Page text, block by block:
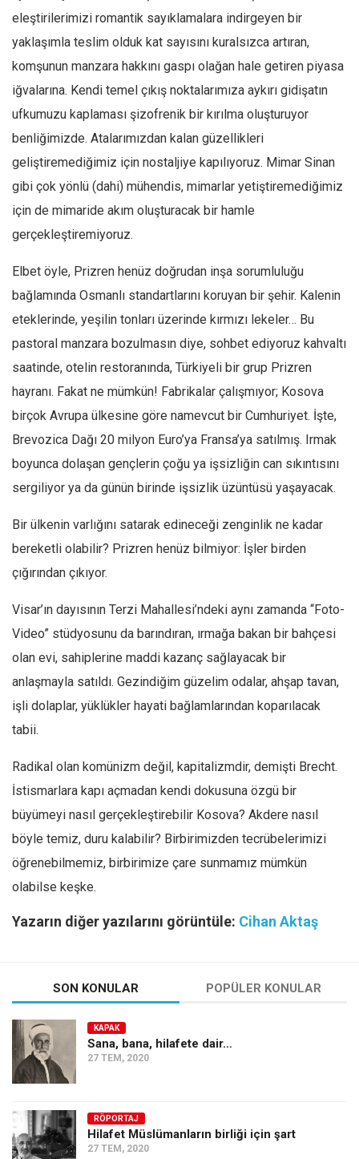
eleştirilerimizi romantik sayıklamalara indirgeyen bir
yaklaşımla teslim olduk kat sayısını kuralsızca artıran,
komşunun manzara hakkını gaspı olağan hale getiren piyasa
iğvalarına. Kendi temel çıkış noktalarımıza aykırı gidişatın
ufkumuzu kaplaması şizofrenik bir kırılma oluşturuyor
benliğimizde. Atalarımızdan kalan güzellikleri
geliştiremediğimiz için nostaljiye kapılıyoruz. Mimar Sinan
gibi çok yönlü (dahi) mühendis, mimarlar yetiştiremediğimiz
için de mimaride akım oluşturacak bir hamle
gerçekleştiremiyoruz.
Elbet öyle, Prizren henüz doğrudan inşa sorumluluğu
bağlamında Osmanlı standartlarını koruyan bir şehir. Kalenin
eteklerinde, yeşilin tonları üzerinde kırmızı lekeler… Bu
pastoral manzara bozulmasın diye, sohbet ediyoruz kahvaltı
saatinde, otelin restoranında, Türkiyeli bir grup Prizren
hayranı. Fakat ne mümkün! Fabrikalar çalışmıyor; Kosova
birçok Avrupa ülkesine göre namevcut bir Cumhuriyet. İşte,
Brevozica Dağı 20 milyon Euro’ya Fransa’ya satılmış. Irmak
boyunca dolaşan gençlerin çoğu ya işsizliğin can sıkıntısını
sergiliyor ya da günün birinde işsizlik üzüntüsü yaşayacak.
Bir ülkenin varlığını satarak edineceği zenginlik ne kadar
bereketli olabilir? Prizren henüz bilmiyor: İşler birden
çığırından çıkıyor.
Visar’ın dayısının Terzi Mahallesi’ndeki aynı zamanda “Foto-
Video” stüdyosunu da barındıran, ırmağa bakan bir bahçesi
olan evi, sahiplerine maddi kazanç sağlayacak bir
anlaşmayla satıldı. Gezindiğim güzelim odalar, ahşap tavan,
işli dolaplar, yüklükler hayati bağlamlarından koparılacak
tabii.
Radikal olan komünizm değil, kapitalizmdir, demişti Brecht.
İstismarlara kapı açmadan kendi dokusuna özgü bir
büyümeyi nasıl gerçekleştirebilir Kosova? Akdere nasıl
böyle temiz, duru kalabilir? Birbirimizden tecrübelerimizi
öğrenebilmemiz, birbirimize çare sunmamız mümkün
olabilse keşke.
Yazarın diğer yazılarını görüntüle: Cihan Aktaş
SON KONULAR POPÜLER KONULAR
KAPAK
Sana, bana, hilafete dair…
27 TEM, 2020
RÖPORTAJ
Hilafet Müslümanların birliği için şart
27 TEM, 2020